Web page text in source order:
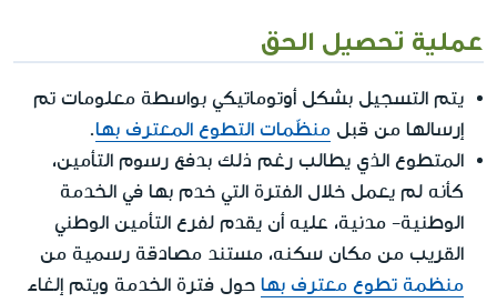
عملية تحصيل الحق
يتم التسجيل بشكل أوتوماتيكي بواسطة معلومات تم
إرسالها من قبل منظّمات التطوع المعترف بها.
المتطوع الذي يطالب رغم ذلك بدفع رسوم التأمين،
كأنه لم يعمل خلال الفترة التي خدم بها في الخدمة
الوطنية- مدنية، عليه أن يقدم لفرع التأمين الوطني
القريب من مكان سكنه، مستند مصادقة رسمية من
منظمة تطوع معترف بها حول فترة الخدمة ويتم إلغاء